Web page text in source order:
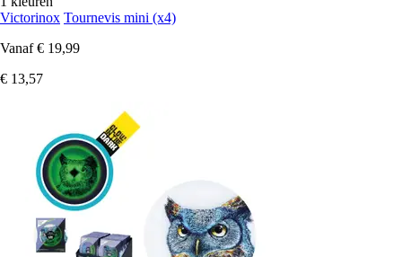
Victorinox Tournevis mini (x4)
Vanaf € 19,99
€ 13,57